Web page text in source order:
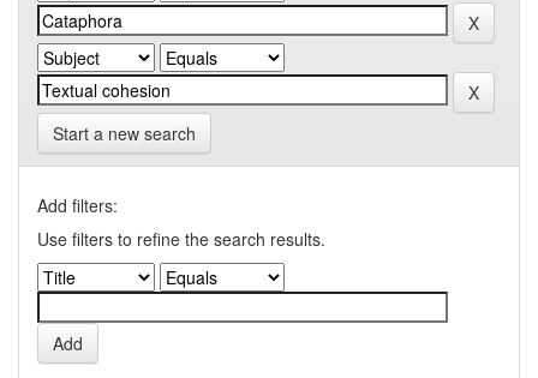
Start a new search
Add filters:
Use filters to refine the search results.